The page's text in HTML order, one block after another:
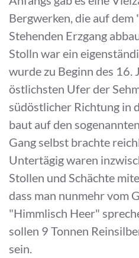
Bergwerken, die auf
Stehenden Erzgang
Stolln war ein
wurde zu Beginn des 16.
östlichsten Ufer der
südöstlicher Richtung in
baut auf den
Gang selbst brachte
Untertägig waren
Stollen und Schächte
dass man nunmehr vom
"Himmlisch Heer"
sollen 9 Tonnen
sein.